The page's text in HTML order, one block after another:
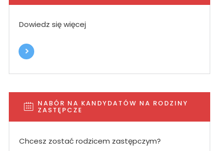
Dowiedz się więcej
NABÓR NA KANDYDATÓW NA RODZINY
ZASTĘPCZE
Chcesz zostać rodzicem zastępczym?